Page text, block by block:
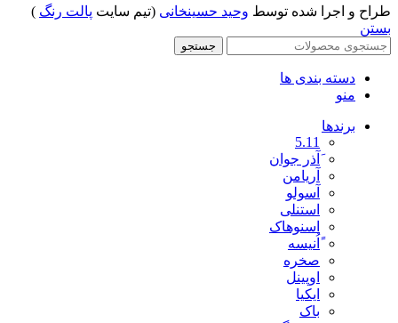
طراح و اجرا شده توسط وحید حسینخانی (تیم سایت پالت رنگ )
بستن
جستجو
دسته بندی ها
منو
برندها
5.11
َآذر جوان
آریامن
آسولو
استنلی
اسنوهاک
ًاُنیسه
صخره
اوپینل
ایکیا
باک